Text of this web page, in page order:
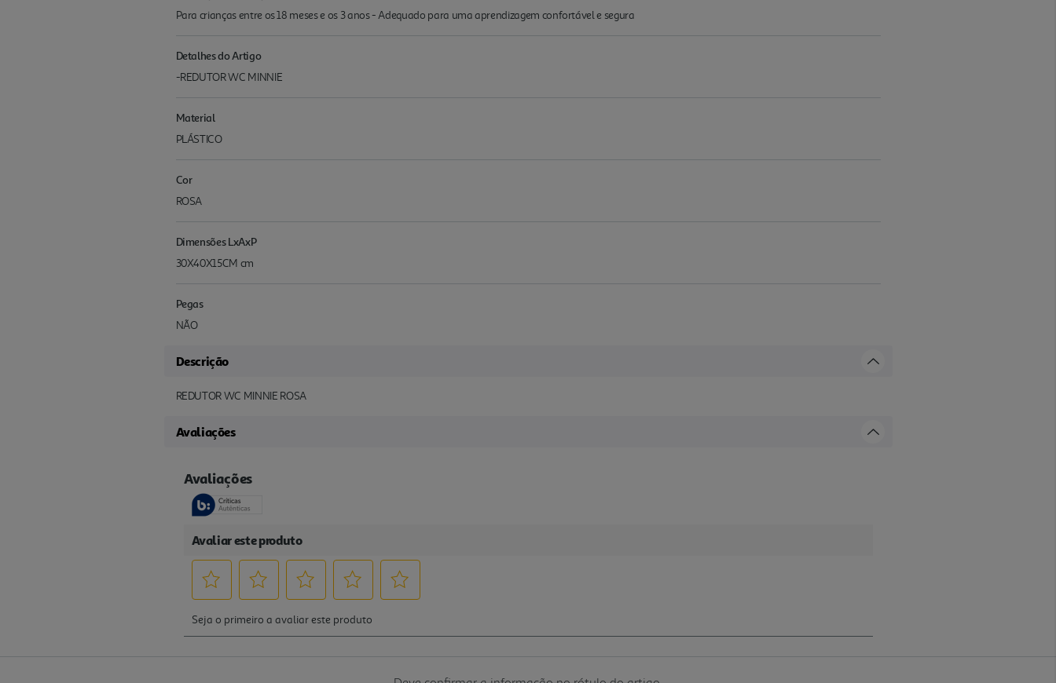
Para crianças entre os 18 meses e os 3 anos - Adequado para uma aprendizagem confortável e segura
Detalhes do Artigo
-REDUTOR WC MINNIE
Material
PLÁSTICO
Cor
ROSA
Dimensões LxAxP
30X40X15CM cm
Pegas
NÃO
Descrição
REDUTOR WC MINNIE ROSA
Avaliações